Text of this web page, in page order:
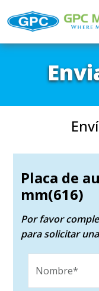
Placa de
mm(616)
Por favor
para solicitar
Nombre*